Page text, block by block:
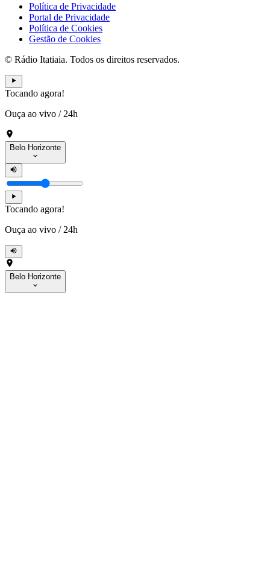
Política de Privacidade
Portal de Privacidade
Política de Cookies
Gestão de Cookies
© Rádio Itatiaia. Todos os direitos reservados.
Tocando agora!
Ouça ao vivo / 24h
Belo Horizonte
Tocando agora!
Ouça ao vivo / 24h
Belo Horizonte